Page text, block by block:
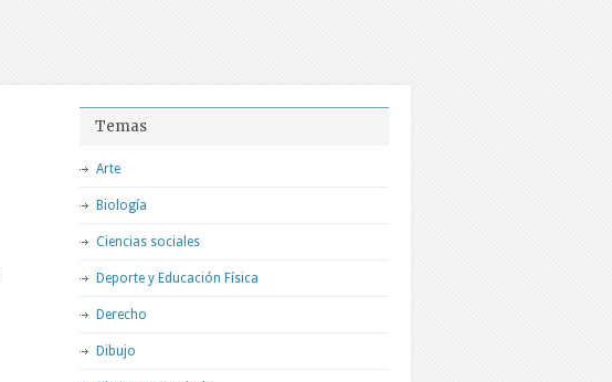
Temas
Arte
Biología
Ciencias sociales
Deporte y Educación Física
Derecho
Dibujo